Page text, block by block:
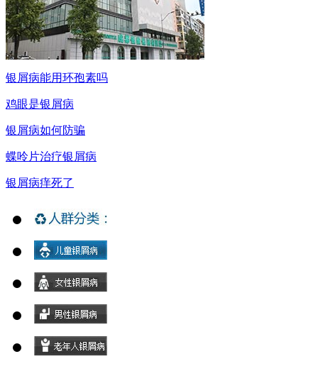
银屑病能用环孢素吗
鸡眼是银屑病
银屑病如何防骗
蝶呤片治疗银屑病
银屑病痒死了